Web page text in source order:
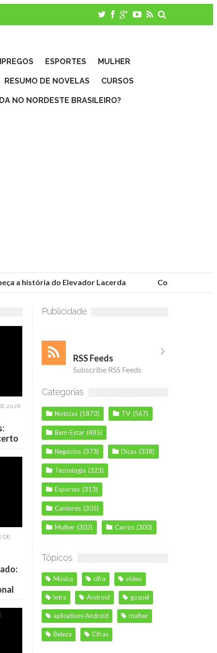
ESPORTES MULHER
RESUMO DE NOVELAS CURSOS
NO NORDESTE BRASILEIRO?
a história do Elevador Lacerda Conheça as
2026
DE
Publicidade
RSS Feeds
Subscribe RSS Feeds
Categorias
Notícias (1873) TV (567)
Bem-Estar (485)
Negócios (373) Dicas (338)
Tecnologia (323)
Esportes (313)
Cantores (305)
Mulher (302) Carros (300)
Tópicos
Música cifra vídeo
letra Android gospel
aplicativos Android mulher
Beleza Cifras